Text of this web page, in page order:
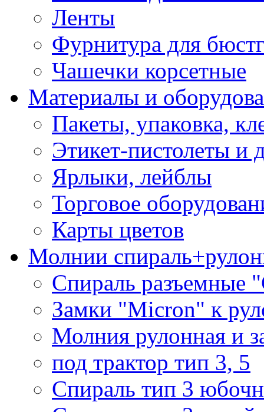
Ленты
Фурнитура для
Чашечки корсетные
Материалы и
Пакеты, упаковка,
Этикет-пистолеты и
Ярлыки, лейблы
Торговое
Карты цветов
Молнии
Спираль разъемные
Замки "Micron" к
Молния рулонная и
под трактор тип 3, 5
Спираль тип 3